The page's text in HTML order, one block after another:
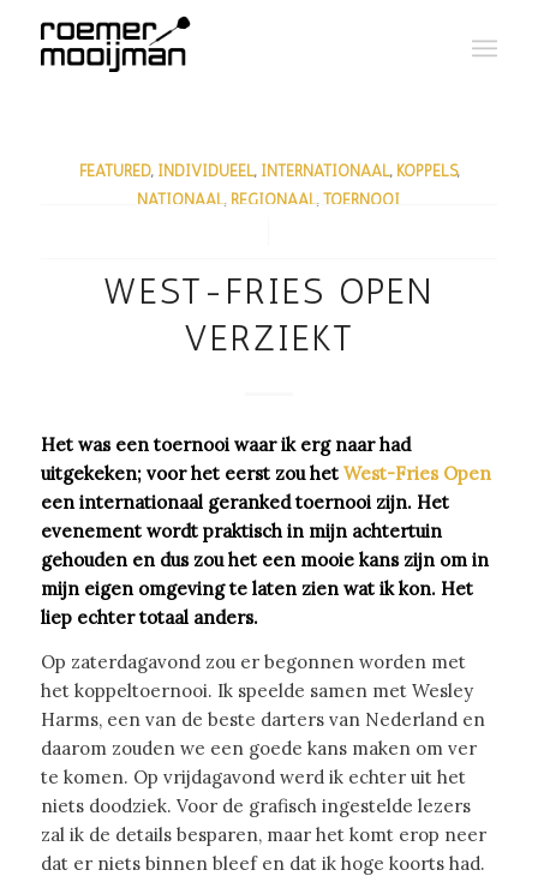
FEATURED, INDIVIDUEEL, INTERNATIONAAL, KOPPELS,
NATIONAAL, REGIONAAL,TOERNOOI
WEST-FRIES OPEN
VERZIEKT
Het was een toernooi waar ik erg naar had
uitgekeken; voor het eerst zou het West-Fries Open
een internationaal geranked toernooi zijn. Het
evenement wordt praktisch in mijn achtertuin
gehouden en dus zou het een mooie kans zijn om in
mijn eigen omgeving te laten zien wat ik kon. Het
liep echter totaal anders.
Op zaterdagavond zou er begonnen worden met
het koppeltoernooi. Ik speelde samen met Wesley
Harms, een van de beste darters van Nederland en
daarom zouden we een goede kans maken om ver
te komen. Op vrijdagavond werd ik echter uit het
niets doodziek. Voor de grafisch ingestelde lezers
zal ik de details besparen, maar het komt erop neer
dat er niets binnen bleef en dat ik hoge koorts had.